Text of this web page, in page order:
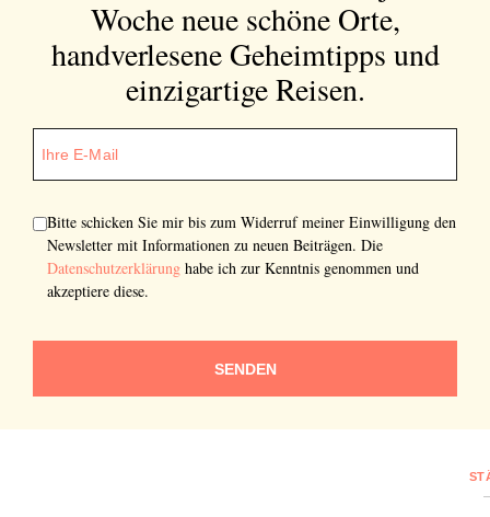
Woche neue schöne Orte,
handverlesene Geheimtipps und
einzigartige Reisen.
Bitte schicken Sie mir bis zum Widerruf meiner Einwilligung den
Newsletter mit Informationen zu neuen Beiträgen. Die
Datenschutzerklärung habe ich zur Kenntnis genommen und
akzeptiere diese.
SENDEN